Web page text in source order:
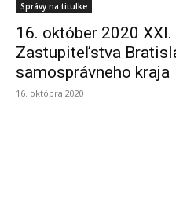
Správy na titulke
16. október 2020
Zastupiteľstva
samosprávneho kraja
16. októbra 2020